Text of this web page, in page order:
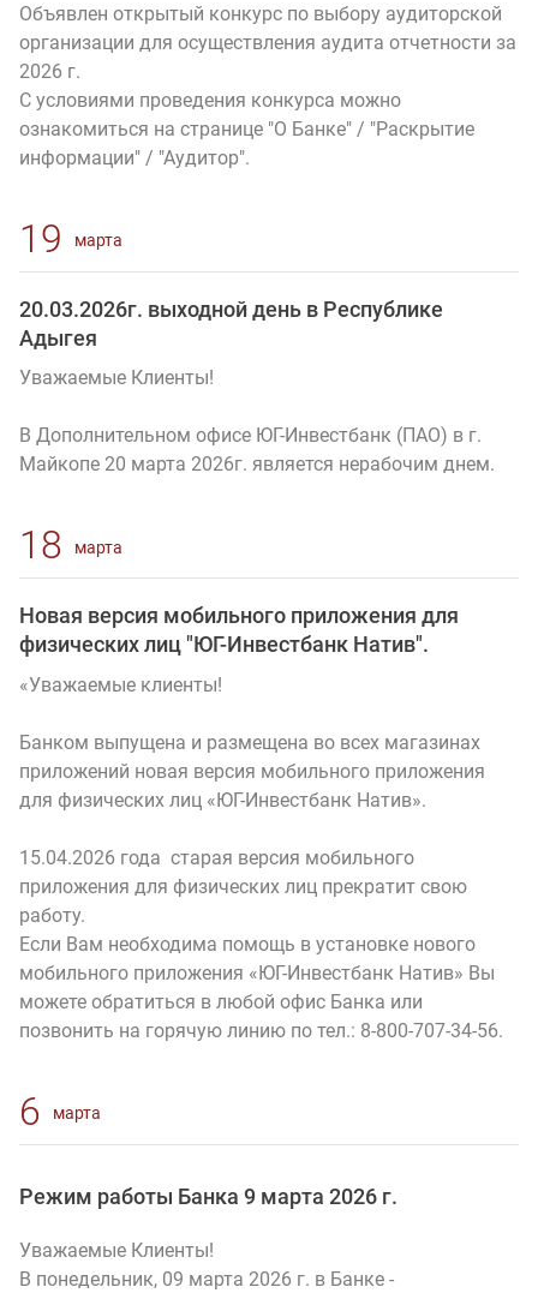
Объявлен открытый конкурс по выбору аудиторской
организации для осуществления аудита отчетности за
2026 г.
С условиями проведения конкурса можно
ознакомиться на странице "О Банке" / "Раскрытие
информации" / "Аудитор".
19 марта
20.03.2026г. выходной день в Республике
Адыгея
Уважаемые Клиенты!
В Дополнительном офисе ЮГ-Инвестбанк (ПАО) в г.
Майкопе 20 марта 2026г. является нерабочим днем.
18 марта
Новая версия мобильного приложения для
физических лиц "ЮГ-Инвестбанк Натив".
«Уважаемые клиенты!
Банком выпущена и размещена во всех магазинах
приложений новая версия мобильного приложения
для физических лиц «ЮГ-Инвестбанк Натив».
15.04.2026 года старая версия мобильного
приложения для физических лиц прекратит свою
работу.
Если Вам необходима помощь в установке нового
мобильного приложения «ЮГ-Инвестбанк Натив» Вы
можете обратиться в любой офис Банка или
позвонить на горячую линию по тел.: 8-800-707-34-56.
6 марта
Режим работы Банка 9 марта 2026 г.
Уважаемые Клиенты!
В понедельник, 09 марта 2026 г. в Банке -